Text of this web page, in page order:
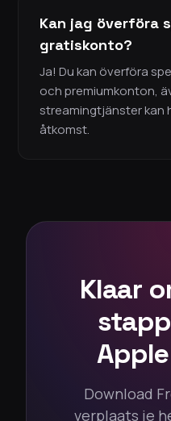
Kan jag överföra
gratiskonto?
Ja! Du kan överföra
och premiumkonton,
streamingtjänster kan
åtkomst.
Klaar
Download
verplaats je